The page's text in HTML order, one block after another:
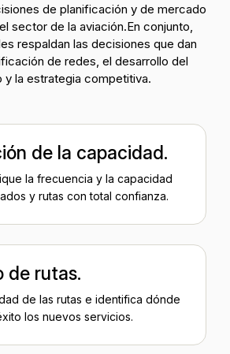
de planificación y de mercado
sector de la aviación.En conjunto,
respaldan las decisiones que dan
de redes, el desarrollo del
y la estrategia competitiva.
de la capacidad.
la frecuencia y la capacidad
y rutas con total confianza.
de rutas.
de las rutas e identifica dónde
los nuevos servicios.